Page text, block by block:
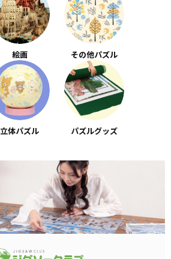
絵画 その他パズル
立体パズル パズルグッズ